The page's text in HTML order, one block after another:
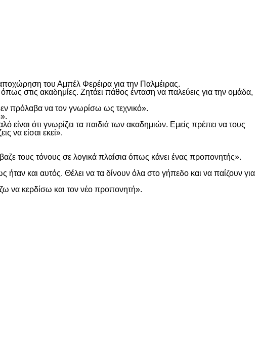
του Αμπέλ Φερέιρα για την Παλμέιρας.
στις ακαδημίες. Ζητάει πάθος ένταση να παλεύεις για την ομάδα,
πρόλαβα να τον γνωρίσω ως τεχνικό».
ότι γνωρίζει τα παιδιά των ακαδημιών. Εμείς πρέπει να τους
να είσαι εκεί».
τους τόνους σε λογικά πλαίσια όπως κάνει ένας προπονητής».
και αυτός. Θέλει να τα δίνουν όλα στο γήπεδο και να παίζουν για
να κερδίσω και τον νέο προπονητή».